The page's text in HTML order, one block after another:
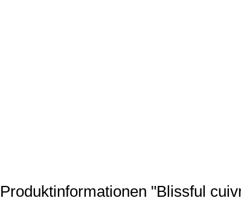
Produktinformationen "Blissful